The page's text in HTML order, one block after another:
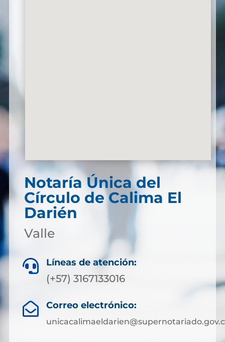
Notaría Única del
Círculo de Calima El
Darién
Valle
 Líneas de atención:
(+57) 3167133016
 Correo electrónico: